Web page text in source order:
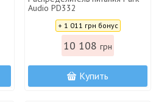
Audio PD332
+ 1 011 грн бонус
10 108 грн
Купить